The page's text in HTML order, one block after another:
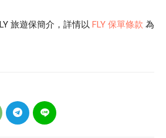
旅遊保簡介，詳情以 FLY 保單條款 為